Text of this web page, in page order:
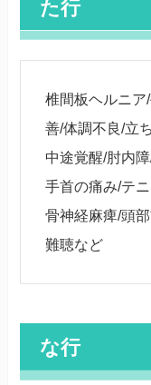
た行
椎間板ヘルニ
善/体調不良/立
中途覚醒/肘内
手首の痛み/テ
骨神経麻痺/頭
難聴など
な行